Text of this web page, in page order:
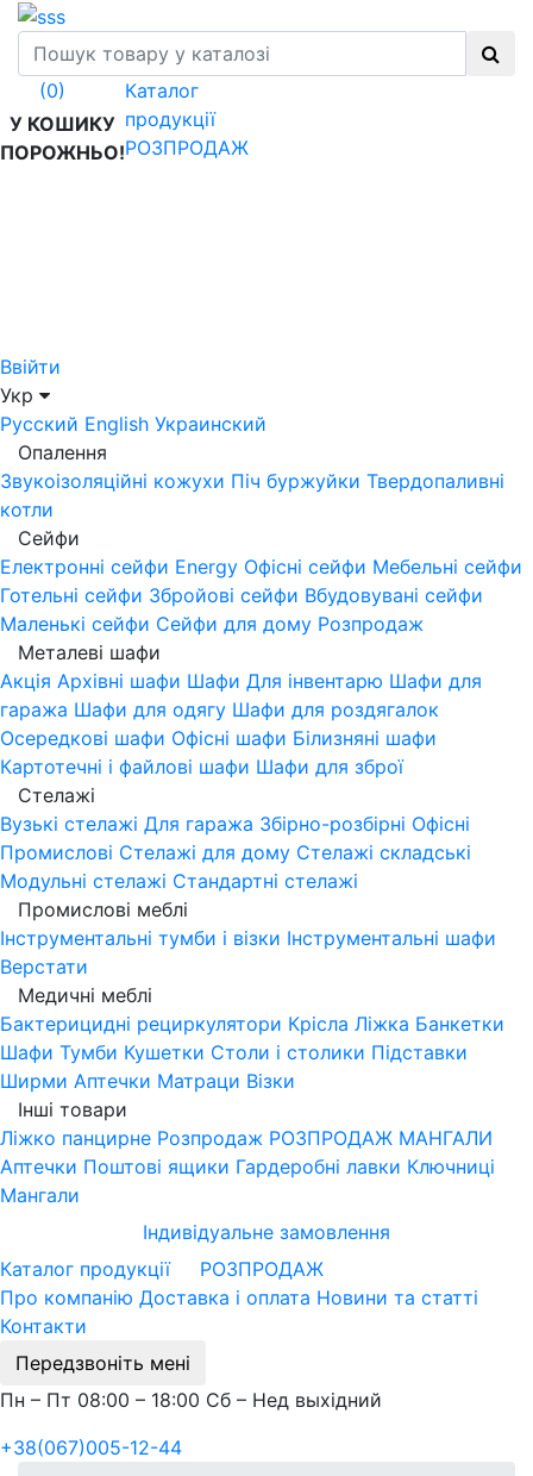
(0)
У КОШИКУ
ПОРОЖНЬО!
Каталог
продукції
РОЗПРОДАЖ
Ввійти
Укр
Русский English Украинский
Опалення
Звукоізоляційні кожухи Піч буржуйки Твердопаливні
котли
Сейфи
Електронні сейфи Energy Офісні сейфи Мебельні сейфи
Готельні сейфи Збройові сейфи Вбудовувані сейфи
Маленькі сейфи Сейфи для дому Розпродаж
Металеві шафи
Акція Архівні шафи Шафи Для інвентарю Шафи для
гаража Шафи для одягу Шафи для роздягалок
Осередкові шафи Офісні шафи Білизняні шафи
Картотечні і файлові шафи Шафи для зброї
Стелажі
Вузькі стелажі Для гаража Збірно-розбірні Офісні
Промислові Стелажі для дому Стелажі складські
Модульні стелажі Стандартні стелажі
Промислові меблі
Інструментальні тумби і візки Інструментальні шафи
Верстати
Медичні меблі
Бактерицидні рециркулятори Крісла Ліжка Банкетки
Шафи Тумби Кушетки Столи і столики Підставки
Ширми Аптечки Матраци Візки
Інші товари
Ліжко панцирне Розпродаж РОЗПРОДАЖ МАНГАЛИ
Аптечки Поштові ящики Гардеробні лавки Ключниці
Мангали
Індивідуальне замовлення
Каталог продукції
РОЗПРОДАЖ
Про компанію Доставка і оплата Новини та статті
Контакти
Передзвоніть мені
Пн – Пт 08:00 – 18:00 Сб – Нед выхідний
+38(067)005-12-44